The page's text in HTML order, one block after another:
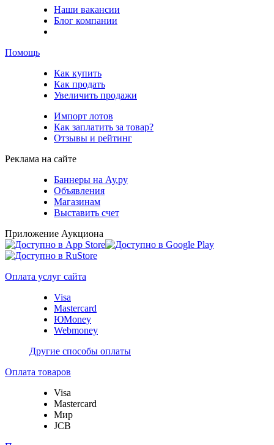
Наши вакансии
Блог компании
Помощь
Как купить
Как продать
Увеличить продажи
Импорт лотов
Как заплатить за товар?
Отзывы и рейтинг
Реклама на сайте
Баннеры на Ау.ру
Объявления
Магазинам
Выставить счет
Приложение Аукциона
Оплата услуг сайта
Visa
Mastercard
ЮMoney
Webmoney
Другие способы оплаты
Оплата товаров
Visa
Mastercard
Мир
JCB